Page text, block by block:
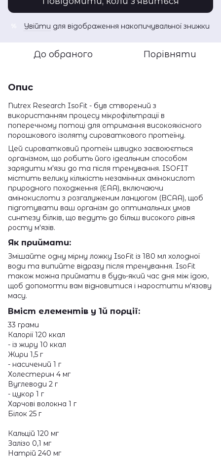
Увійти для відображення накопичувальної знижки
До обраного Порівняти
Опис
Nutrex Research IsoFit - був створений з
використанням процесу мікрофільтрації в
поперечному потоці для отримання високоякісного
порошкового ізоляту сироваткового протеїну.
Цей сироватковий протеїн швидко засвоюється
організмом, що робить його ідеальним способом
зарядити м'язи до та після тренування. ISOFIT
містить велику кількість незамінних амінокислот
природного походження (EAA), включаючи
амінокислоти з розгалуженим ланцюгом (BCAA), щоб
підготувати ваш організм до оптимальних умов
синтезу білків, що ведуть до більш високого рівня
росту м'язів.
Як приймати:
Змішайте одну мірну ложку IsoFit із 180 мл холодної
води та випийте відразу після тренування. IsoFit
також можна приймати в будь-який час дня між їдою,
щоб допомогти вам відновитися і наростити м'язову
масу.
Вміст елементів у 1й порції:
33 грами
Калорії 120 ккал
- із жиру 10 ккал
Жири 1,5 г
- насичений 1 г
Холестерин 4 мг
Вуглеводи 2 г
- цукор 1 г
Харчові волокна 1 г
Білок 25 г
Кальцій 120 мг
Залізо 0,1 мг
Натрій 240 мг